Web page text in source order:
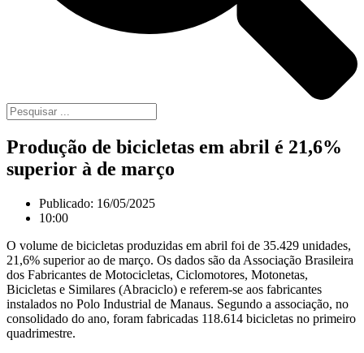
Produção de bicicletas em abril é 21,6%
superior à de março
Publicado: 16/05/2025
10:00
O volume de bicicletas produzidas em abril foi de 35.429 unidades,
21,6% superior ao de março. Os dados são da Associação Brasileira
dos Fabricantes de Motocicletas, Ciclomotores, Motonetas,
Bicicletas e Similares (Abraciclo) e referem-se aos fabricantes
instalados no Polo Industrial de Manaus. Segundo a associação, no
consolidado do ano, foram fabricadas 118.614 bicicletas no primeiro
quadrimestre.